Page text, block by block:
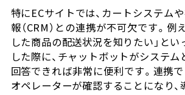
特にECサイトでは、カートシステム
報（CRM）との連携が不可欠です。例
した商品の配送状況を知りたい」と
した際に、チャットボットがシステ
回答できれば非常に便利です。連携
オペレーターが確認することになり